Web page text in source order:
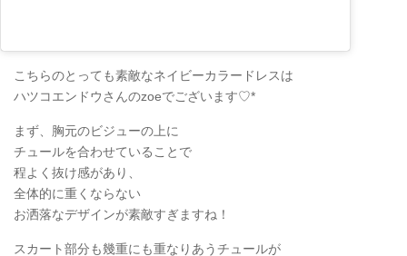
こちらのとっても素敵なネイビーカラードレスは
ハツコエンドウさんのzoeでございます♡*
まず、胸元のビジューの上に
チュールを合わせていることで
程よく抜け感があり、
全体的に重くならない
お洒落なデザインが素敵すぎますね！
スカート部分も幾重にも重なりあうチュールが